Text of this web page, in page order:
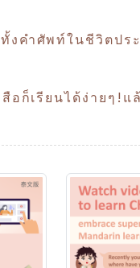
งคำศัพท์ในชีวิตป
ก็เรียนได้ง่ายๆ!แ